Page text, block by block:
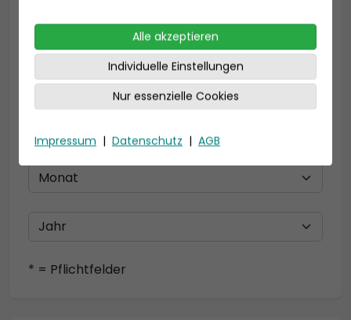
Telefon *
Geburtsdatum
* = Pflichtfelder
Alle akzeptieren
Individuelle Einstellungen
Nur essenzielle Cookies
Impressum | Datenschutz | AGB